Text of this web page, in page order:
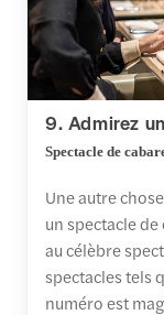
9. Admirez
Spectacle de
Une autre
un spectacle
au célèbre
spectacles tels
numéro est